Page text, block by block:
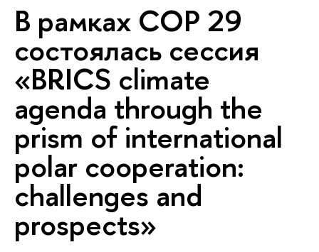
В рамках COP 29
состоялась сессия
«BRICS climate
agenda through the
prism of international
polar cooperation:
challenges and
prospects»